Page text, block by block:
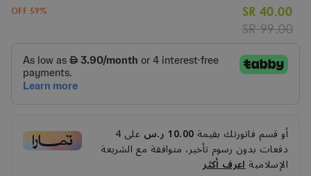
40.00 SR
Regular
99.00 SR
Sale
59% OFF
أو قسم فاتورتك بقيمة 10.00 ر.س على 4
دفعات بدون رسوم تأخير، متوافقة مع الشريعة
الإسلاميةاعرف أكثر